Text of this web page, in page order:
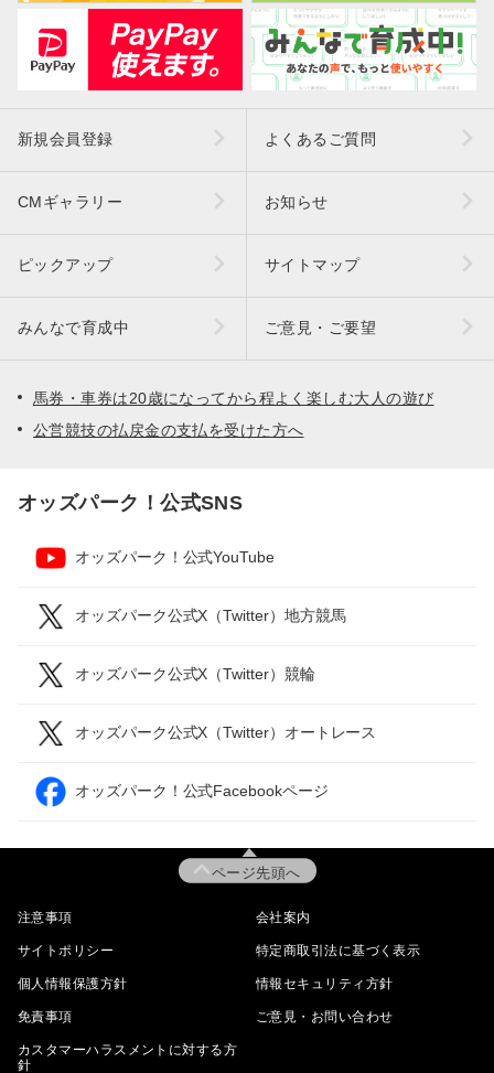
新規会員登録 よくあるご質問
CMギャラリー お知らせ
ピックアップ サイトマップ
みんなで育成中 ご意見・ご要望
馬券・車券は20歳になってから程よく楽しむ大人の遊び
公営競技の払戻金の支払を受けた方へ
オッズパーク！公式SNS
オッズパーク！公式YouTube
オッズパーク公式X（Twitter）地方競馬
オッズパーク公式X（Twitter）競輪
オッズパーク公式X（Twitter）オートレース
オッズパーク！公式Facebookページ
ページ先頭へ
注意事項 会社案内
サイトポリシー 特定商取引法に基づく表示
個人情報保護方針 情報セキュリティ方針
免責事項 ご意見・お問い合わせ
カスタマーハラスメントに対する方
針